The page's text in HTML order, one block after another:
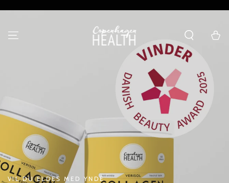
VIL DU ELDES MED YNDE